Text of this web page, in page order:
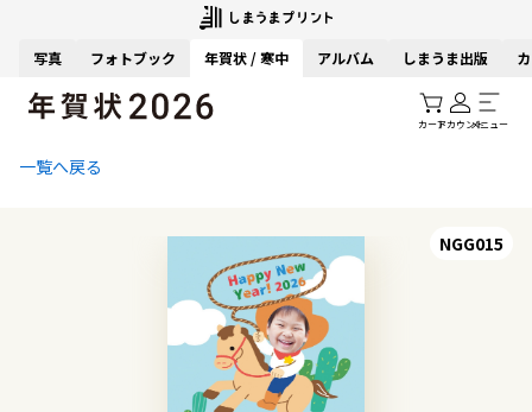
写真 フォトブック 年賀状 / 寒中 アルバム しまうま出版
カートアカウントメニュー
一覧へ戻る
NGG015